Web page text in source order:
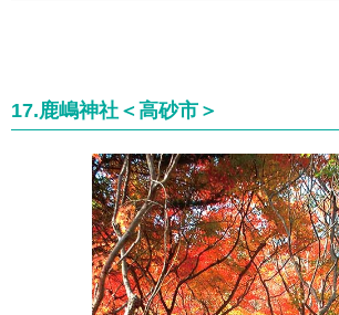
17.鹿嶋神社＜高砂市＞